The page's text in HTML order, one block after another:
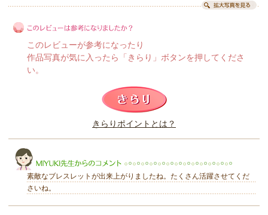
このレビューは参考になりましたか？
このレビューが参考になったり
作品写真が気に入ったら「きらり」ボタンを押してくださ
い。
きらりポイントとは？
素敵なブレスレットが出来上がりましたね。たくさん活躍させてくだ
さいね。